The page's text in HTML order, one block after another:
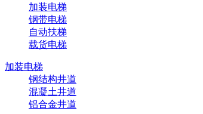
加装电梯
钢带电梯
自动扶梯
载货电梯
加装电梯
钢结构井道
混凝土井道
铝合金井道